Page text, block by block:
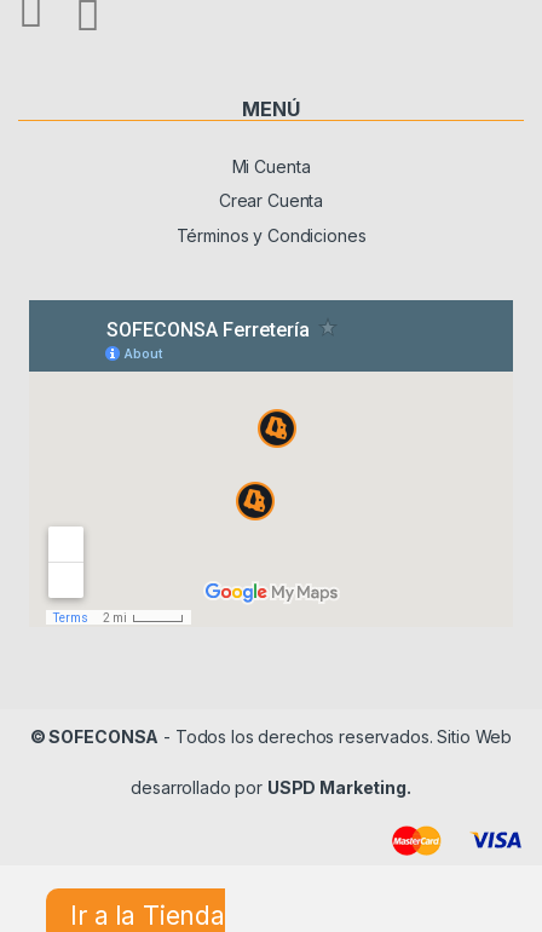
MENÚ
Mi Cuenta
Crear Cuenta
Términos y Condiciones
© SOFECONSA - Todos los derechos reservados. Sitio Web
desarrollado por USPD Marketing.
Ir a la Tienda